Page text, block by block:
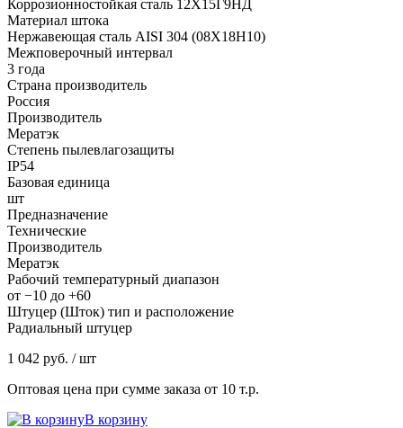
Коррозионностойкая сталь 12Х15Г9НД
Материал штока
Нержавеющая сталь AISI 304 (08Х18Н10)
Межповерочный интервал
3 года
Страна производитель
Россия
Производитель
Мератэк
Степень пылевлагозащиты
IP54
Базовая единица
шт
Предназначение
Технические
Производитель
Мератэк
Рабочий температурный диапазон
от −10 до +60
Штуцер (Шток) тип и расположение
Радиальный штуцер
1 042 руб. / шт
Оптовая цена при сумме заказа от 10 т.р.
В корзину